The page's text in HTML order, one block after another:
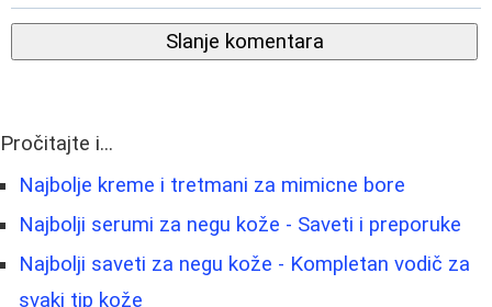
Slanje komentara
Pročitajte i...
Najbolje kreme i tretmani za mimicne bore
Najbolji serumi za negu kože - Saveti i preporuke
Najbolji saveti za negu kože - Kompletan vodič za
svaki tip kože